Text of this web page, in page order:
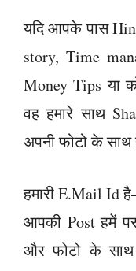
यदि आपके पास
story, Time
Money Tips या
वह हमारे साथ
अपनी फोटो के
हमारी E.Mail Id
आपकी Post हमें
और फोटो के साथ